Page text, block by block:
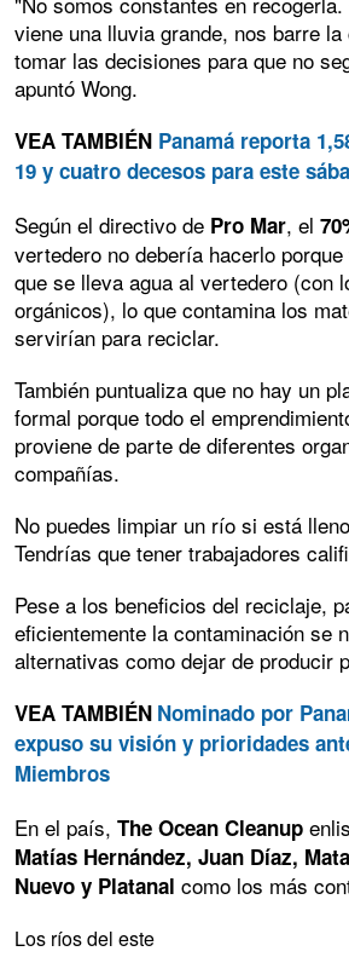
viene una lluvia grande, nos barre
tomar las decisiones para que no
apuntó Wong.
VEA TAMBIÉN Panamá reporta
19 y cuatro decesos para este
Según el directivo de Pro Mar, el
vertedero no debería hacerlo
que se lleva agua al vertedero (con
orgánicos), lo que contamina los
servirían para reciclar.
También puntualiza que no hay un
formal porque todo el
proviene de parte de diferentes
compañías.
No puedes limpiar un río si está
Tendrías que tener trabajadores
Pese a los beneficios del reciclaje,
eficientemente la contaminación se
alternativas como dejar de producir
VEA TAMBIÉN Nominado por
expuso su visión y prioridades
Miembros
En el país, The Ocean Cleanup
Matías Hernández, Juan Díaz,
Nuevo y Platanal como los más
Los ríos del este